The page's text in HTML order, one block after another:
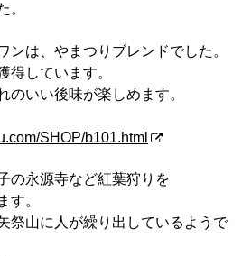
。
ンは、やまつりブレンドでした。
得しています。
のいい後味が楽しめます。
SHOP/b101.html
の永源寺など紅葉狩りを
す。
祭山に人が繰り出しているようで